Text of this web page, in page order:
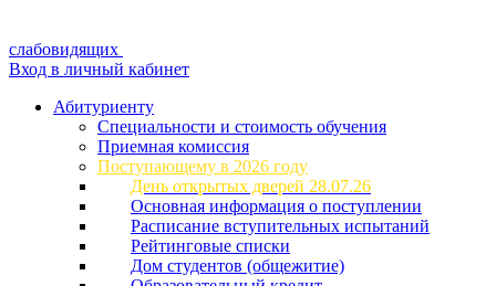
слабовидящих
Вход в личный кабинет
Абитуриенту
Специальности и стоимость обучения
Приемная комиссия
Поступающему в 2026 году
День открытых дверей 28.07.26
Основная информация о поступлении
Расписание вступительных испытаний
Рейтинговые списки
Дом студентов (общежитие)